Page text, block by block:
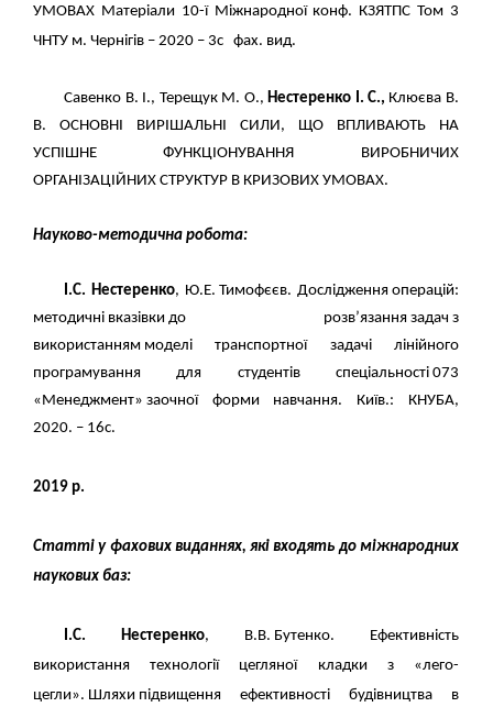
УМОВАХ Матеріали 10-ї Міжнародної конф. КЗЯТПС Том 3
ЧНТУ м. Чернігів – 2020 – 3с фах. вид.
Савенко В. І., Терещук М. О.,Нестеренко І. С., Клюєва В.
В. ОСНОВНІ ВИРІШАЛЬНІ СИЛИ, ЩО ВПЛИВАЮТЬ НА
УСПІШНЕ ФУНКЦІОНУВАННЯ ВИРОБНИЧИХ
ОРГАНІЗАЦІЙНИХ СТРУКТУР В КРИЗОВИХ УМОВАХ.
Науково-методична робота:
І.С.Нестеренко, Ю.Е. Тимофєєв. Дослідження операцій:
методичні вказівки до розв’язання задач з
використанням моделі транспортної задачі лінійного
програмування для студентів спеціальності 073
«Менеджмент» заочної форми навчання. Київ.: КНУБА,
2020. – 16с.
2019 р.
Статті у фахових виданнях, які входять до міжнародних
наукових баз:
І.С.Нестеренко, В.В. Бутенко. Ефективність
використання технології цегляної кладки з «лего-
цегли». Шляхи підвищення ефективності будівництва в